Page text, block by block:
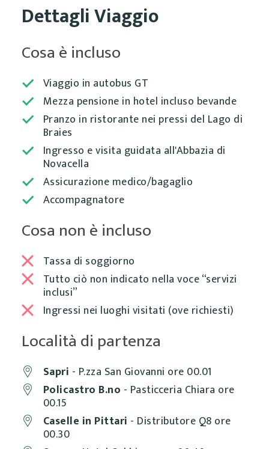
Dettagli Viaggio
Cosa è incluso
Viaggio in autobus GT
Mezza pensione in hotel incluso bevande
Pranzo in ristorante nei pressi del Lago di
Braies
Ingresso e visita guidata all'Abbazia di
Novacella
Assicurazione medico/bagaglio
Accompagnatore
Cosa non è incluso
Tassa di soggiorno
Tutto ciò non indicato nella voce “servizi
inclusi”
Ingressi nei luoghi visitati (ove richiesti)
Località di partenza
Sapri - P.zza San Giovanni ore 00.01
Policastro B.no - Pasticceria Chiara ore
00.15
Caselle in Pittari - Distributore Q8 ore
00.30